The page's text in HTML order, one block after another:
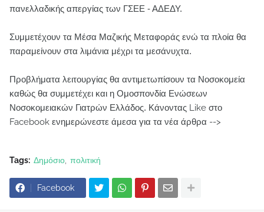
πανελλαδικής απεργίας των ΓΣΕΕ - ΑΔΕΔΥ.
Συμμετέχουν τα Μέσα Μαζικής Μεταφοράς ενώ τα πλοία θα
παραμείνουν στα λιμάνια μέχρι τα μεσάνυχτα.
Προβλήματα λειτουργίας θα αντιμετωπίσουν τα Νοσοκομεία
καθώς θα συμμετέχει και η Ομοσπονδία Ενώσεων
Νοσοκομειακών Γιατρών Ελλάδος. Κάνοντας Like στο
Facebook ενημερώνεστε άμεσα για τα νέα άρθρα -->
Tags: Δημόσιο πολιτική
Facebook